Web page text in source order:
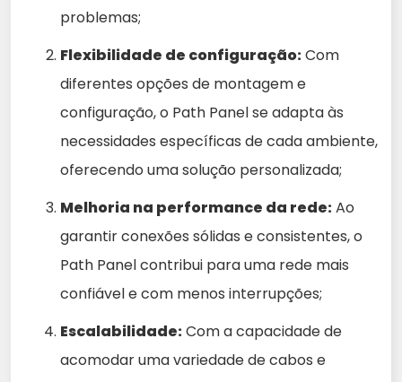
problemas;
Flexibilidade de configuração:Com
diferentes opções de montagem e
configuração, o Path Panel se adapta às
necessidades específicas de cada ambiente,
oferecendo uma solução personalizada;
Melhoria na performance da rede:Ao
garantir conexões sólidas e consistentes, o
Path Panel contribui para uma rede mais
confiável e com menos interrupções;
Escalabilidade:Com a capacidade de
acomodar uma variedade de cabos e